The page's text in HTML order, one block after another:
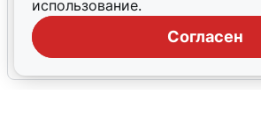
использование.
Согласен
мобильного интернета
6 августа 0